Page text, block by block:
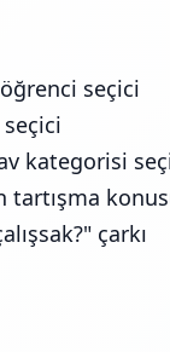
seçici
kategorisi
çarkı